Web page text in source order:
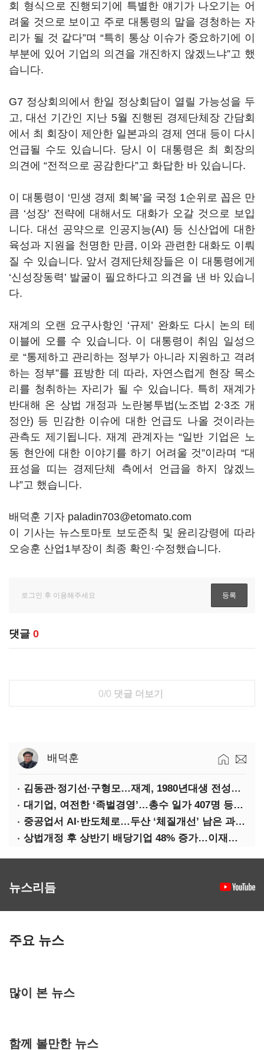
회 형식으로 진행되기에 특별한 얘기가 나오기는 어
려울 것으로 보이고 주로 대통령의 말을 경청하는 자
리가 될 것 같다”며 “특히 통상 이슈가 중요하기에 이
부분에 있어 기업의 의견을 개진하지 않겠느냐”고 했
습니다.
G7 정상회의에서 한일 정상회담이 열릴 가능성을 두
고, 대선 기간인 지난 5월 진행된 경제단체장 간담회
에서 최 회장이 제안한 일본과의 경제 연대 등이 다시
언급될 수도 있습니다. 당시 이 대통령은 최 회장의
의견에 “전적으로 공감한다”고 화답한 바 있습니다.
이 대통령이 ‘민생 경제 회복’을 국정 1순위로 꼽은 만
큼 ‘성장’ 전략에 대해서도 대화가 오갈 것으로 보입
니다. 대선 공약으로 인공지능(AI) 등 신산업에 대한
육성과 지원을 천명한 만큼, 이와 관련한 대화도 이뤄
질 수 있습니다. 앞서 경제단체장들은 이 대통령에게
‘신성장동력’ 발굴이 필요하다고 의견을 낸 바 있습니
다.
재계의 오랜 요구사항인 ‘규제 ’ 완화도 다시 논의 테
이블에 오를 수 있습니다. 이 대통령이 취임 일성으
로 “통제하고 관리하는 정부가 아니라 지원하고 격려
하는 정부”를 표방한 데 따라, 자연스럽게 현장 목소
리를 청취하는 자리가 될 수 있습니다. 특히 재계가
반대해 온 상법 개정과 노란봉투법(노조법 2·3조 개
정안) 등 민감한 이슈에 대한 언급도 나올 것이라는
관측도 제기됩니다. 재계 관계자는“일반 기업은 노
동 현안에 대한 이야기를 하기 어려울 것”이라며“대
표성을 띠는 경제단체 측에서 언급을 하지 않겠느
냐”고 했습니다.
배덕훈 기자 paladin703@etomato.com
이 기사는 뉴스토마토 보도준칙 및 윤리강령에 따라
오승훈 산업1부장이 최종 확인·수정했습니다.
댓글 0
0/0 댓글 더보기
배덕훈
김동관·정기선·구형모…재계, 1980년대생 전성시대
대기업, 여전한 ‘족벌경영’…총수 일가 407명 등기임원
중공업서 AI·반도체로…두산 ‘체질개선’ 남은 과제는
상법개정 후 상반기 배당기업 48% 증가…이재용 배당액 728억 1위
뉴스리듬
주요 뉴스
많이 본 뉴스
함께 볼만한 뉴스